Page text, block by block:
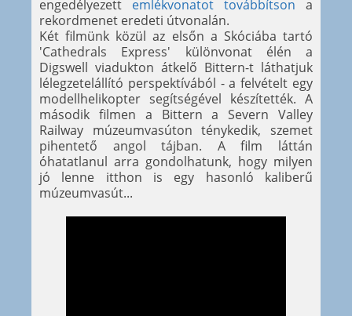
engedélyezett emlékvonatot továbbítson a
rekordmenet eredeti útvonalán.
Két filmünk közül az elsőn a Skóciába tartó
'Cathedrals Express' különvonat élén a
Digswell viadukton átkelő Bittern-t láthatjuk
lélegzetelállító perspektívából - a felvételt egy
modellhelikopter segítségével készítették. A
második filmen a Bittern a Severn Valley
Railway múzeumvasúton ténykedik, szemet
pihentető angol tájban. A film láttán
óhatatlanul arra gondolhatunk, hogy milyen
jó lenne itthon is egy hasonló kaliberű
múzeumvasút...